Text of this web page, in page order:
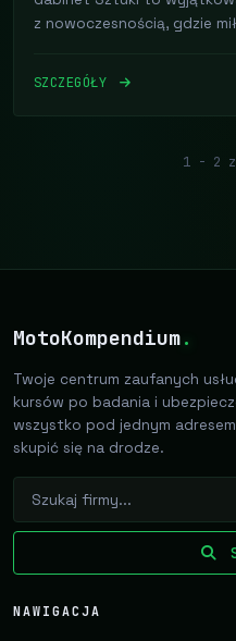
z nowoczesnością, gdzie
SZCZEGÓŁY
1 - 2 z
MotoKompendium.
Twoje centrum zaufanych
kursów po badania i
wszystko pod jednym
skupić się na drodze.
NAWIGACJA